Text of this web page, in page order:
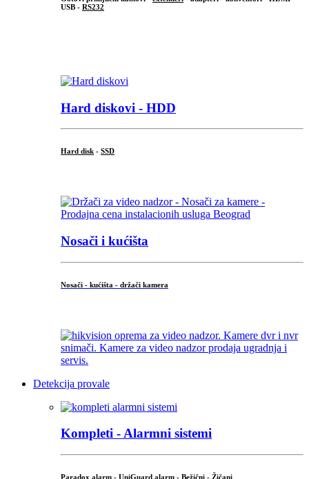
USB - RS232
Hard diskovi - HDD
Hard disk - SSD
Nosači i kućišta
Nosači - kućišta - držači kamera
Detekcija provale
Kompleti - Alarmni sistemi
Paradox alarm - UniGuard alarm - Bežični - Žičani